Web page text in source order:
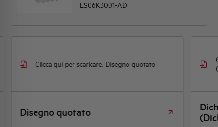
LS06K3001-AD
Clicca qui per scaricare: Disegno quotato
Disegno quotato